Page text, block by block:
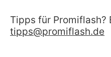
Tipps für Promiflash?
tipps@promiflash.de